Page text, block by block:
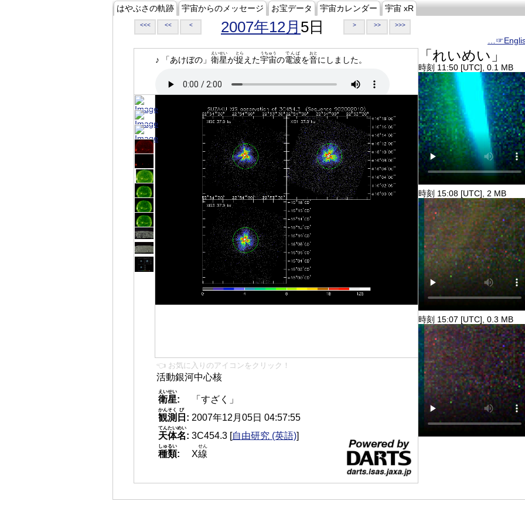
はやぶさの軌跡 宇宙からのメッセージ お宝データ 宇宙カレンダー 宇宙 xR
<<< << < 2007年12月 5日 > >> >>>
♪ 「あけぼの」 衛星
えいせい
が捉
とら
えた宇宙
うちゅう
の電波
でんぱ
を音
おと
にしました。
👈 お気に入りのアイコンをクリック！
活動銀河中心核
衛星
えいせい
:
「すざく」
観測
かんそく
日
び
: 2007年12月05日 04:57:55
天体名
てんたいめい
: 3C454.3 [自由研究 (英語)]
種類
しゅるい
: X線
せん
「れいめい」
時刻 11:50 [UTC], 0.1 MB
時刻 15:08 [UTC], 2 MB
時刻 15:07 [UTC], 0.3 MB